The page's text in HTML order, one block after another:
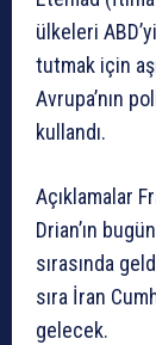
ülkeleri
tutmak için
Avrupa’nın
kullandı.
Açıklamalar
Drian’ın
sırasında
sıra İran
gelecek.